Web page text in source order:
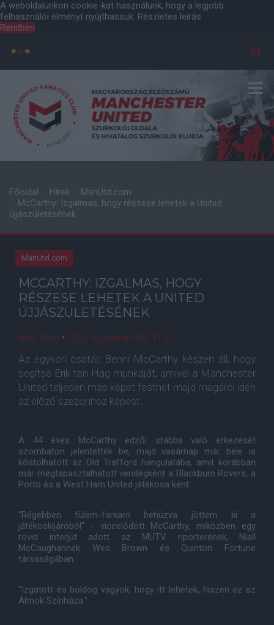
A weboldalunkon cookie-kat használunk, hogy a legjobb
felhasználói élményt nyújthassuk. Részletes leírás
Rendben
Főoldal Hírek
ManUtd.com
McCarthy: Izgalmas, hogy részese lehetek a United
újjászületésének
ManUtd.com
MCCARTHY: IZGALMAS, HOGY
RÉSZESE LEHETEK A UNITED
ÚJJÁSZÜLETÉSÉNEK
Házi Tibor • 2022. augusztus. 03. 11:30
Az egykori csatár, Benni McCarthy készen áll, hogy
segítse Erik ten Hag munkáját, amivel a Manchester
United teljesen más képet festhet majd magáról idén
az előző szezonhoz képest.
A 44 éves McCarthy edzői stábba való érkezését
szombaton jelentették be, majd vasárnap már bele is
kóstolhatott az Old Trafford hangulatába, amit korábban
már megtapasztalhatott vendégként a Blackburn Rovers, a
Porto és a West Ham United játékosa ként.
"Régebben fülem-farkam behúzva jöttem ki a
játékoskijáróból" - viccelődött McCarthy, miközben egy
rövid interjút adott az MUTV riporterének, Niall
McCaughannek Wes Brown és Quinton Fortune
társaságában.
"Izgatott és boldog vagyok, hogy itt lehetek, hiszen ez az
Álmok Színháza."